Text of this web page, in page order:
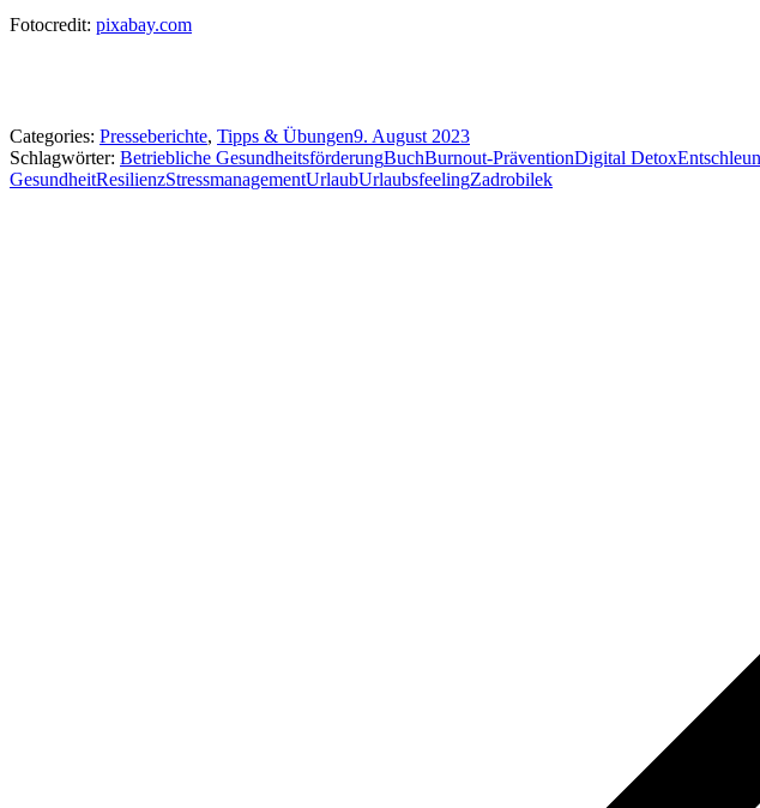
Fotocredit: pixabay.com
Categories: Presseberichte, Tipps & Übungen9. August 2023
Schlagwörter: Betriebliche GesundheitsförderungBuchBurnout-PräventionDigital Detox
GesundheitResilienzStressmanagementUrlaubUrlaubsfeelingZadrobilek